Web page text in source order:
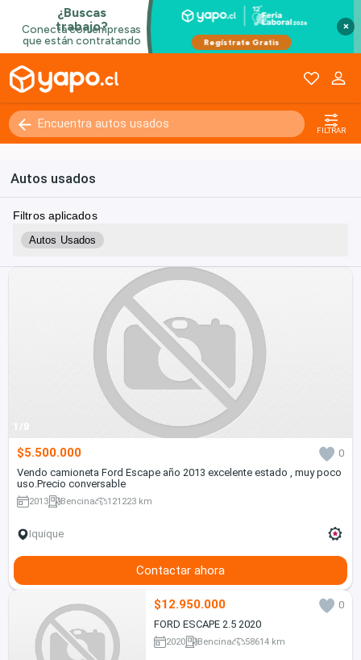
×
FILTRAR
Autos usados
Filtros aplicados
Autos Usados
1/8
$5.500.000
0
Vendo camioneta Ford Escape año 2013 excelente estado , muy poco
uso.Precio conversable
2013 Bencina 121223 km
Iquique
Contactar ahora
$12.950.000
0
FORD ESCAPE 2.5 2020
2020 Bencina 58614 km